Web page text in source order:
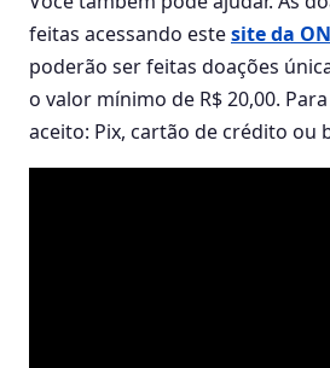
feitas acessando estesite da
poderão ser feitas doações
o valor mínimo de R$ 20,00.
aceito: Pix, cartão de crédito ou